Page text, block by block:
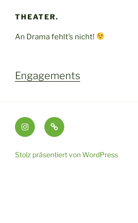
THEATER.
An Drama fehlt’s nicht!
Engagements
InstagramImpressum
Stolz präsentiert von WordPress